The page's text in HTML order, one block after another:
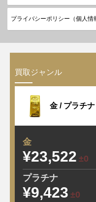
プライバシーポリシー（個人情
買取ジャンル
金 / プラチナ
金
¥23,522 ±0
プラチナ
¥9,423 ±0